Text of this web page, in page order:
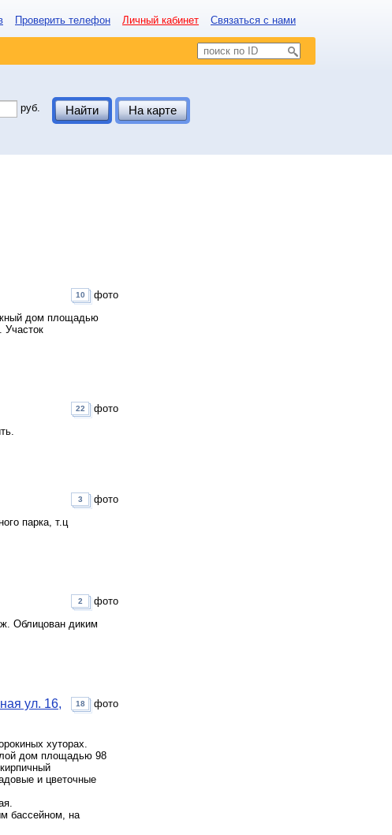
Проверить телефон Личный кабинет Связаться с нами
руб. Найти На карте
дом площадью
Участок
10 фото
22 фото
парка, т.ц
3 фото
Облицован диким
2 фото
ул. 16,
хуторах.
дом площадью 98
и цветочные
бассейном, на
18 фото